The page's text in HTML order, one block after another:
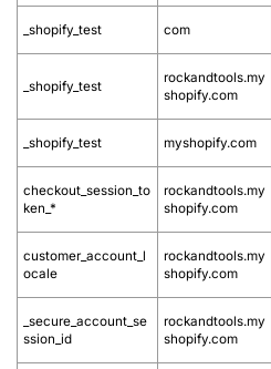
_shopify_test com
_shopify_test
rockandtools.my
shopify.com
_shopify_test myshopify.com
checkout_session_to
ken_*
rockandtools.my
shopify.com
customer_account_l
ocale
rockandtools.my
shopify.com
_secure_account_se
ssion_id
rockandtools.my
shopify.com